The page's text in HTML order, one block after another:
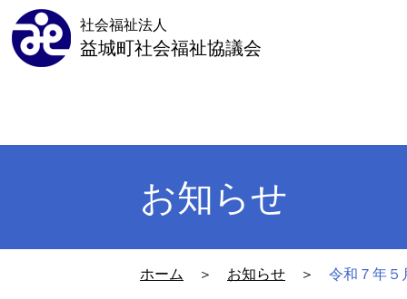
社会福祉法人
益城町社会福祉協議会
お知らせ
ホーム ＞ お知らせ ＞ 令和７年５